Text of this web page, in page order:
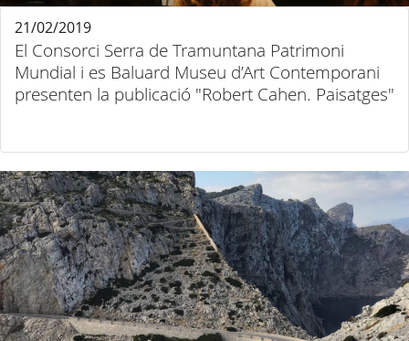
El Consorci Serra de Tramuntana Patrimoni
Mundial i es Baluard Museu d’Art Contemporani
presenten la publicació "Robert Cahen. Paisatges"
21/02/2019